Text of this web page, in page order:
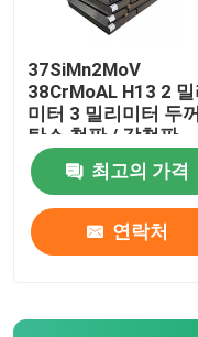
37SiMn2MoV
38CrMoAL H13 2 밀
미터 3 밀리미터 두
탄소 철판 / 강철판
최고의 가격
연락처